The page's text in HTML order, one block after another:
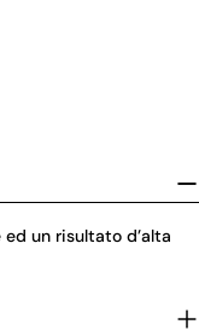
un risultato d’alta